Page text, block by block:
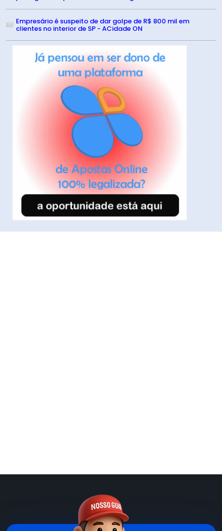
Empresário é suspeito de dar golpe de R$ 800 mil em
clientes no interior de SP - ACidade ON